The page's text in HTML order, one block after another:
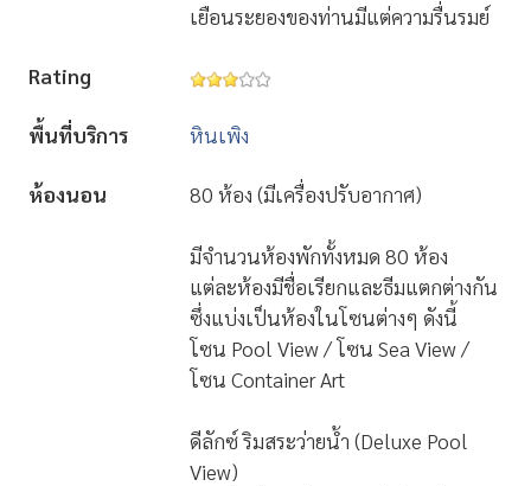
เยือนระยองของท่านมีแต่ความรื่นรมย์
Rating
พื้นที่บริการ หินเพิง
ห้องนอน 80 ห้อง (มีเครื่องปรับอากาศ)
มีจำนวนห้องพักทั้งหมด 80 ห้อง
แต่ละห้องมีชื่อเรียกและธีมแตกต่างกัน
ซึ่งแบ่งเป็นห้องในโซนต่างๆ ดังนี้
โซน Pool View / โซน Sea View /
โซน Container Art
ดีลักซ์ ริมสระว่ายน้ำ (Deluxe Pool
View)